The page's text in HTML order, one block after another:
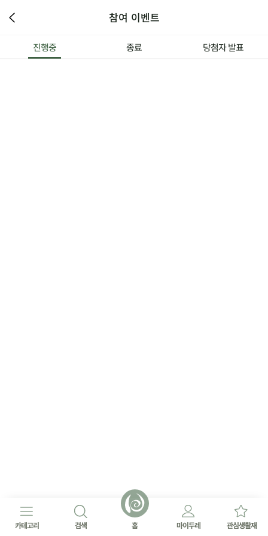
참여 이벤트
진행중 종료 당첨자 발표
카테고리 검색 홈 마이두레 관심생활재